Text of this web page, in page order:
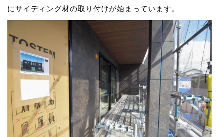
にサイディング材の取り付けが始まっています。